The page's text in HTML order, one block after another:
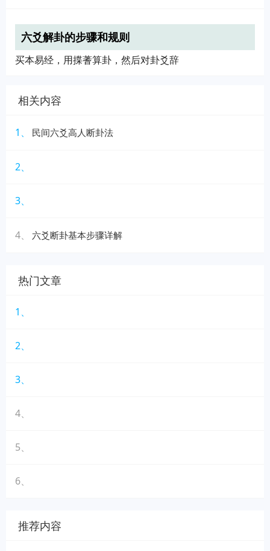
六爻解卦的步骤和规则
买本易经，用揲蓍算卦，然后对卦爻辞
相关内容
1、 民间六爻高人断卦法
2、
3、
4、 六爻断卦基本步骤详解
热门文章
1、
2、
3、
4、
5、
6、
推荐内容